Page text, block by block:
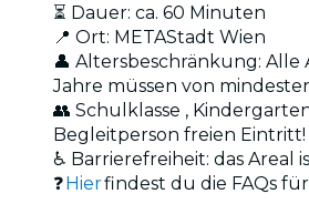
⏳ Dauer: ca. 60 Minuten
📍 Ort: METAStadt Wien
👤 Altersbeschränkung:
Jahre müssen von
👥 Schulklasse ,
Begleitperson freien Eintritt!
♿ Barrierefreiheit: das
❓Hierfindest du die FAQs